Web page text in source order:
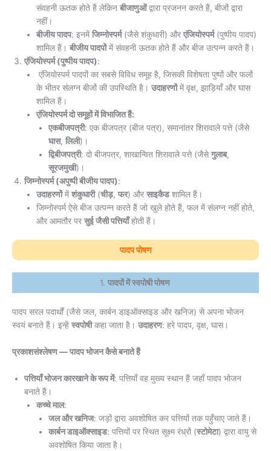
संवहनी ऊतक होते हैं लेकिन बीजाणुओंद्वारा प्रजनन करते हैं, बीजों द्वारा
नहीं।
बीजीय पादप: इनमेंजिम्नोस्पर्म(जैसे शंकुधारी) और एंजियोस्पर्म(पुष्पीय पादप)
शामिल हैं। बीजीय पादपोंमें संवहनी ऊतक होते हैं और बीज उत्पन्न करते हैं।
एंजियोस्पर्म (पुष्पीय पादप):
एंजियोस्पर्म पादपों का सबसे विविध समूह है, जिसकी विशेषता पुष्पों और फलों
के भीतर संलग्न बीजों की उपस्थिति है। उदाहरणोंमें वृक्ष, झाड़ियाँ और घास
शामिल हैं।
एंजियोस्पर्म दो समूहों में विभाजित हैं:
एकबीजपत्री: एक बीजपत्र (बीज पत्र), समानांतर शिरावाले पत्ते (जैसे
घास, लिली)।
द्विबीजपत्री: दो बीजपत्र, शाखान्वित शिरावाले पत्ते (जैसेगुलाब,
सूरजमुखी)।
जिम्नोस्पर्म (अपुष्पी बीजीय पादप):
उदाहरणोंमेंशंकुधारी(चीड़, फर) और साइकैडशामिल हैं।
जिम्नोस्पर्म ऐसे बीज उत्पन्न करते हैं जो खुले होते हैं, फल में संलग्न नहीं होते,
और आमतौर पर सुई जैसी पत्तियाँहोती हैं।
पादप पोषण
1. पादपों में स्वपोषी पोषण
पादप सरल पदार्थों (जैसे जल, कार्बन डाइऑक्साइड और खनिज) से अपना भोजन
स्वयं बनाते हैं। इन्हें स्वपोषीकहा जाता है। उदाहरण: हरे पादप, वृक्ष, घास।
प्रकाशसंश्लेषण — पादप भोजन कैसे बनाते हैं
पत्तियाँ भोजन कारखाने के रूप में: पत्तियाँ वह मुख्य स्थान हैं जहाँ पादप भोजन
बनाते हैं।
कच्चे माल:
जल और खनिज: जड़ों द्वारा अवशोषित कर पत्तियों तक पहुँचाए जाते हैं।
कार्बन डाइऑक्साइड: पत्तियों पर स्थित सूक्ष्म रंध्रों (स्टोमेटा) द्वारा वायु से
अवशोषित किया जाता है।